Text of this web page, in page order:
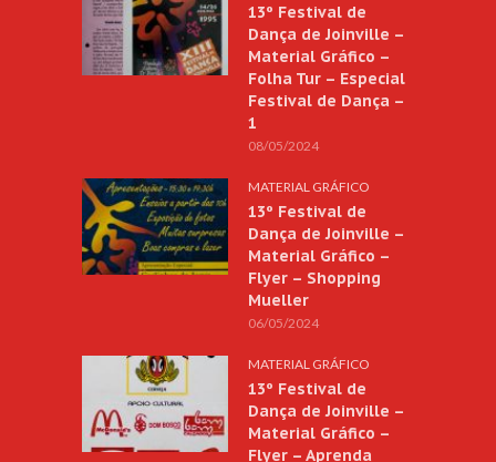
13º Festival de
Dança de Joinville –
Material Gráfico –
Folha Tur – Especial
Festival de Dança –
1
08/05/2024
MATERIAL GRÁFICO
13º Festival de
Dança de Joinville –
Material Gráfico –
Flyer – Shopping
Mueller
06/05/2024
MATERIAL GRÁFICO
13º Festival de
Dança de Joinville –
Material Gráfico –
Flyer – Aprenda